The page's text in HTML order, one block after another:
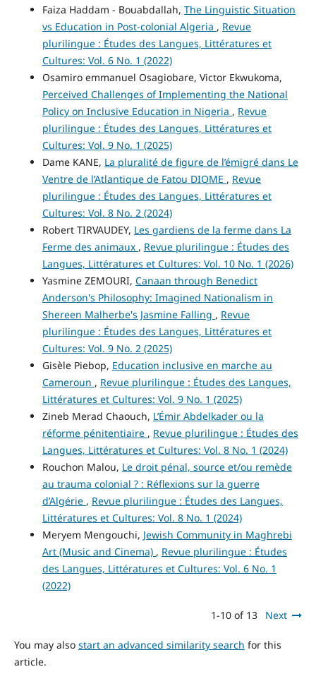
Faiza Haddam - Bouabdallah, The Linguistic Situation
vs Education in Post-colonial Algeria , Revue
plurilingue : Études des Langues, Littératures et
Cultures: Vol. 6 No. 1 (2022)
Osamiro emmanuel Osagiobare, Victor Ekwukoma,
Perceived Challenges of Implementing the National
Policy on Inclusive Education in Nigeria , Revue
plurilingue : Études des Langues, Littératures et
Cultures: Vol. 9 No. 1 (2025)
Dame KANE, La pluralité de figure de l’émigré dans Le
Ventre de l’Atlantique de Fatou DIOME , Revue
plurilingue : Études des Langues, Littératures et
Cultures: Vol. 8 No. 2 (2024)
Robert TIRVAUDEY, Les gardiens de la ferme dans La
Ferme des animaux , Revue plurilingue : Études des
Langues, Littératures et Cultures: Vol. 10 No. 1 (2026)
Yasmine ZEMOURI, Canaan through Benedict
Anderson's Philosophy: Imagined Nationalism in
Shereen Malherbe's Jasmine Falling , Revue
plurilingue : Études des Langues, Littératures et
Cultures: Vol. 9 No. 2 (2025)
Gisèle Piebop, Education inclusive en marche au
Cameroun , Revue plurilingue : Études des Langues,
Littératures et Cultures: Vol. 9 No. 1 (2025)
Zineb Merad Chaouch, L’Émir Abdelkader ou la
réforme pénitentiaire , Revue plurilingue : Études des
Langues, Littératures et Cultures: Vol. 8 No. 1 (2024)
Rouchon Malou, Le droit pénal, source et/ou remède
au trauma colonial ? : Réflexions sur la guerre
d’Algérie , Revue plurilingue : Études des Langues,
Littératures et Cultures: Vol. 8 No. 1 (2024)
Meryem Mengouchi, Jewish Community in Maghrebi
Art (Music and Cinema) , Revue plurilingue : Études
des Langues, Littératures et Cultures: Vol. 6 No. 1
(2022)
1-10 of 13 Next
You may also start an advanced similarity search for this
article.